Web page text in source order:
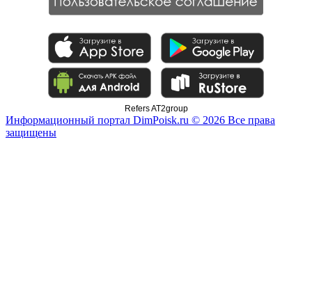
Refers AT2group
Информационный портал DimPoisk.ru © 2026 Все права
защищены